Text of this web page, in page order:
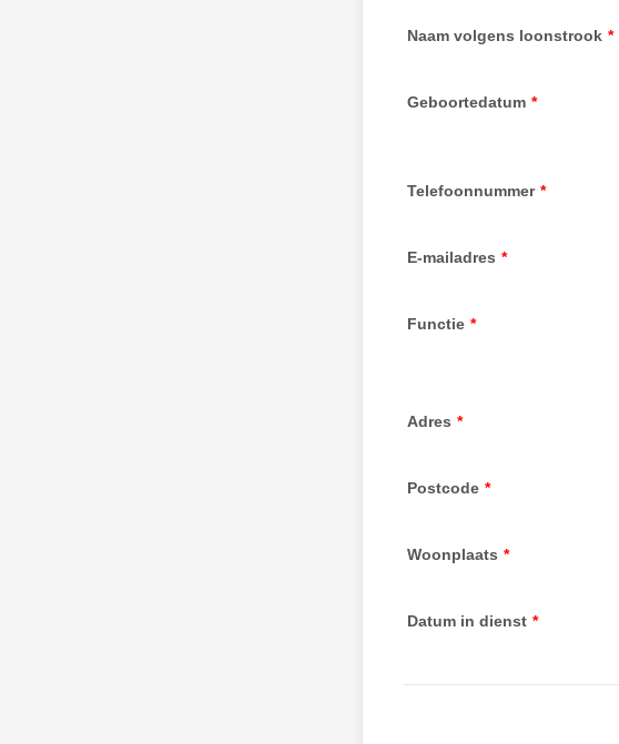
Naam volgens loonstrook *
Geboortedatum *
Telefoonnummer *
E-mailadres *
Functie *
Adres *
Postcode *
Woonplaats *
Datum in dienst *